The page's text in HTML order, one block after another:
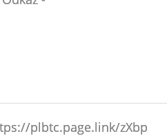
plbtc.page.link/zXbp